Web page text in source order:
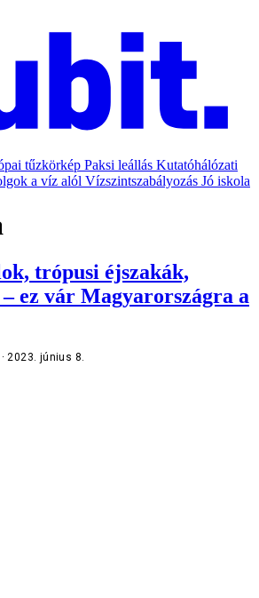
tűzkörkép Paksi leállás Kutatóhálózati
a víz alól Vízszintszabályozás Jó iskola
trópusi éjszakák,
ez vár Magyarországra a
2023. június 8.